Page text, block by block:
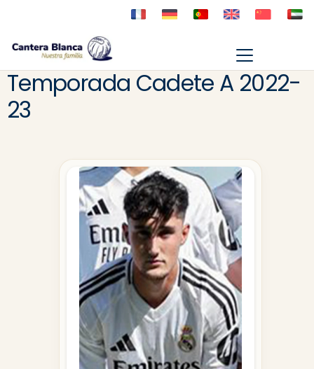
Temporada Cadete A 2022-
23